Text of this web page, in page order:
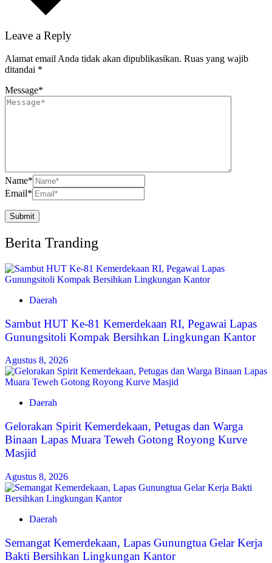
Leave a Reply
Alamat email Anda tidak akan dipublikasikan. Ruas yang wajib
ditandai *
Message*
Name*
Email*
Berita Tranding
Daerah
Sambut HUT Ke-81 Kemerdekaan RI, Pegawai Lapas
Gunungsitoli Kompak Bersihkan Lingkungan Kantor
Agustus 8, 2026
Daerah
Gelorakan Spirit Kemerdekaan, Petugas dan Warga
Binaan Lapas Muara Teweh Gotong Royong Kurve
Masjid
Agustus 8, 2026
Daerah
Semangat Kemerdekaan, Lapas Gunungtua Gelar Kerja
Bakti Bersihkan Lingkungan Kantor